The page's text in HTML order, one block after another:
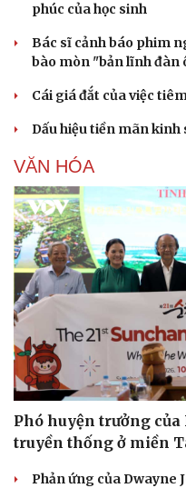
Văn hóa
Sân khấu - Điện ảnh
Văn học
Âm nhạc
Di sản
phúc của học sinh
Bác sĩ cảnh báo phim
bào mòn "bản lĩnh đàn
Cái giá đắt của việc
Dấu hiệu tiền mãn kinh
VĂN HÓA
Phó huyện trưởng của
truyền thống ở miền
Phản ứng của Dwayne